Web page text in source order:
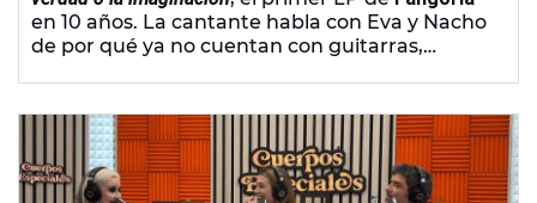
en 10 años. La cantante habla con Eva y Nacho
de por qué ya no cuentan con guitarras,
presentación del álbum y cómo llevan los
preparativos de la gira. También le pone nota a
Aníbal Gómez tras ver su imitación enTu cara
me suena.